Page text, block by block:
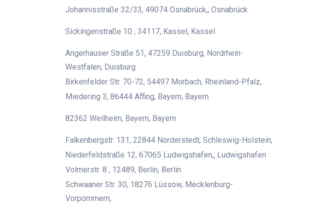
Johannisstraße 32/33, 49074 Osnabrück,, Osnabrück
Sickingenstraße 10 , 34117, Kassel, Kassel
Angerhauser Straße 51, 47259 Duisburg, Nordrhein-
Westfalen, Duisburg
Birkenfelder Str. 70-72, 54497 Morbach, Rheinland-Pfalz,
Miedering 3, 86444 Affing, Bayern, Bayern
82362 Weilheim, Bayern, Bayern
Falkenbergstr. 131, 22844 Norderstedt, Schleswig-Holstein,
Niederfeldstraße 12, 67065 Ludwigshafen,, Ludwigshafen
Volmerstr. 8 , 12489, Berlin, Berlin
Schwaaner Str. 30, 18276 Lüssow, Mecklenburg-
Vorpommern,